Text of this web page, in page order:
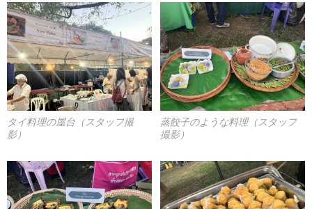
タイ料理の屋台（スタッフ撮
影）
蒸餃子のような料理（スタッフ
撮影）